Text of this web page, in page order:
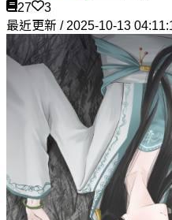
27
3
最近更新 / 2025-10-13